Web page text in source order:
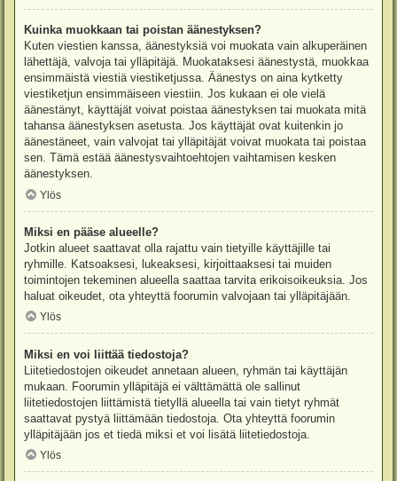
Kuinka muokkaan tai poistan äänestyksen?
Kuten viestien kanssa, äänestyksiä voi muokata vain alkuperäinen
lähettäjä, valvoja tai ylläpitäjä. Muokataksesi äänestystä, muokkaa
ensimmäistä viestiä viestiketjussa. Äänestys on aina kytketty
viestiketjun ensimmäiseen viestiin. Jos kukaan ei ole vielä
äänestänyt, käyttäjät voivat poistaa äänestyksen tai muokata mitä
tahansa äänestyksen asetusta. Jos käyttäjät ovat kuitenkin jo
äänestäneet, vain valvojat tai ylläpitäjät voivat muokata tai poistaa
sen. Tämä estää äänestysvaihtoehtojen vaihtamisen kesken
äänestyksen.
Ylös
Miksi en pääse alueelle?
Jotkin alueet saattavat olla rajattu vain tietyille käyttäjille tai
ryhmille. Katsoaksesi, lukeaksesi, kirjoittaaksesi tai muiden
toimintojen tekeminen alueella saattaa tarvita erikoisoikeuksia. Jos
haluat oikeudet, ota yhteyttä foorumin valvojaan tai ylläpitäjään.
Ylös
Miksi en voi liittää tiedostoja?
Liitetiedostojen oikeudet annetaan alueen, ryhmän tai käyttäjän
mukaan. Foorumin ylläpitäjä ei välttämättä ole sallinut
liitetiedostojen liittämistä tietyllä alueella tai vain tietyt ryhmät
saattavat pystyä liittämään tiedostoja. Ota yhteyttä foorumin
ylläpitäjään jos et tiedä miksi et voi lisätä liitetiedostoja.
Ylös